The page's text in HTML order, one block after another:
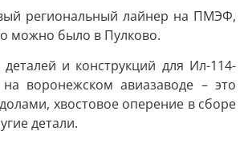
региональный лайнер на ПМЭФ,
можно было в Пулково.
и конструкций для Ил-114-
воронежском авиазаводе – это
хвостовое оперение в сборе
детали.